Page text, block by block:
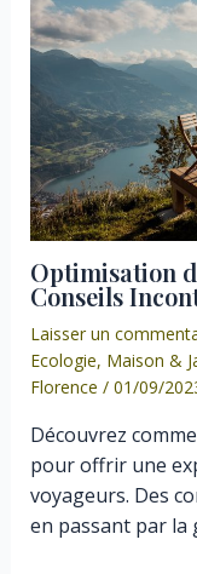
Optimisation
Conseils
Laisser un
Ecologie, Maison &
Florence / 01/09/
Découvrez
pour offrir une
voyageurs. Des
en passant par